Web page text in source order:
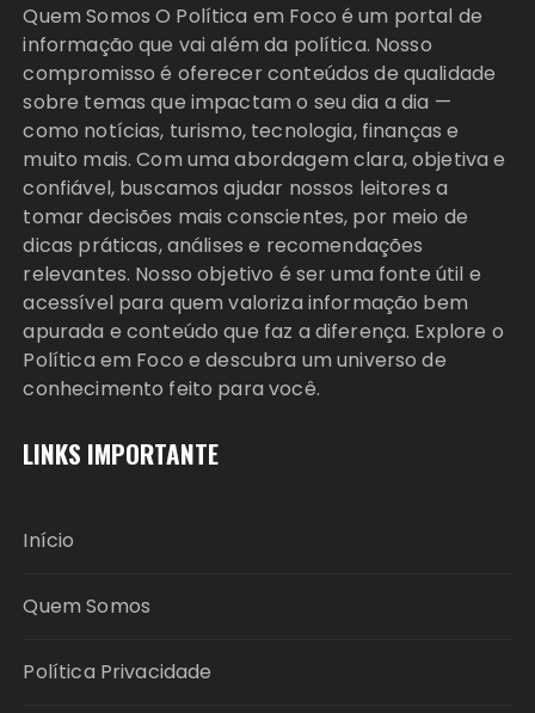
Quem Somos O Política em Foco é um portal de
informação que vai além da política. Nosso
compromisso é oferecer conteúdos de qualidade
sobre temas que impactam o seu dia a dia —
como notícias, turismo, tecnologia, finanças e
muito mais. Com uma abordagem clara, objetiva e
confiável, buscamos ajudar nossos leitores a
tomar decisões mais conscientes, por meio de
dicas práticas, análises e recomendações
relevantes. Nosso objetivo é ser uma fonte útil e
acessível para quem valoriza informação bem
apurada e conteúdo que faz a diferença. Explore o
Política em Foco e descubra um universo de
conhecimento feito para você.
LINKS IMPORTANTE
Início
Quem Somos
Política Privacidade